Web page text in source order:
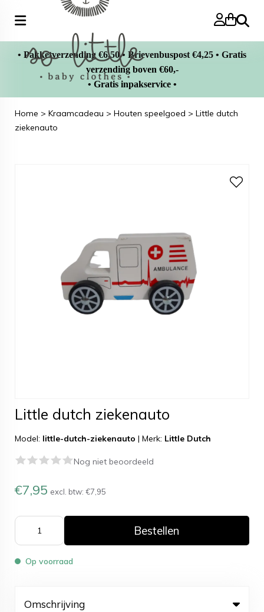
Zoeken
• Pakketverzending €6,50 • Brievenbuspost €4,25 • Gratis
verzending boven €60,-
• Gratis inpakservice •
Home > Kraamcadeau > Houten speelgoed > Little dutch
ziekenauto
Little dutch ziekenauto
Model: little-dutch-ziekenauto | Merk: Little Dutch
Nog niet beoordeeld
€7,95 excl. btw: €7,95
Bestellen
Op voorraad
Omschrijving